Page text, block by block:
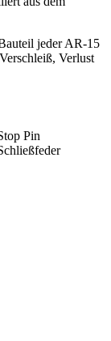
jeder AR-15
Verlust
Pin